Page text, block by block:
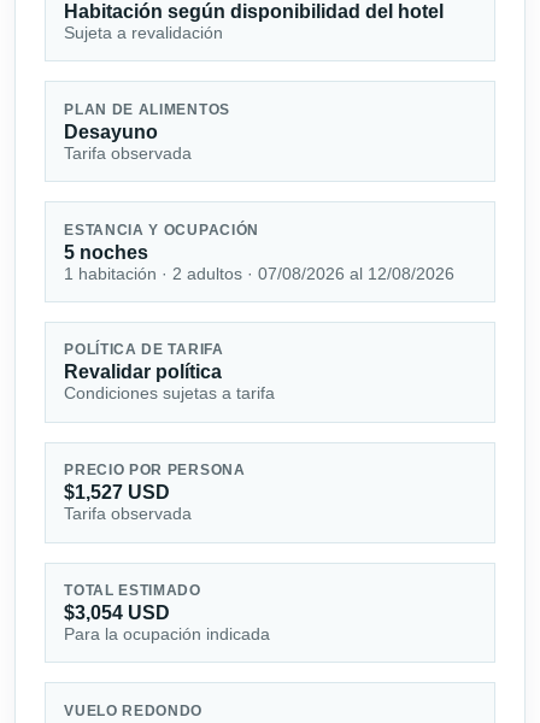
Habitación según disponibilidad del hotel
Sujeta a revalidación
PLAN DE ALIMENTOS
Desayuno
Tarifa observada
ESTANCIA Y OCUPACIÓN
5 noches
1 habitación · 2 adultos · 07/08/2026 al 12/08/2026
POLÍTICA DE TARIFA
Revalidar política
Condiciones sujetas a tarifa
PRECIO POR PERSONA
$1,527 USD
Tarifa observada
TOTAL ESTIMADO
$3,054 USD
Para la ocupación indicada
VUELO REDONDO